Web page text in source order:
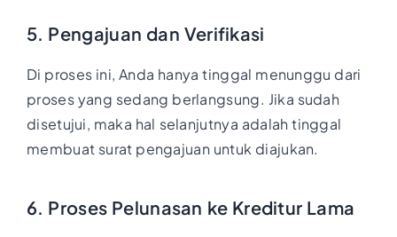
5. Pengajuan dan Verifikasi
Di proses ini, Anda hanya tinggal menunggu dari
proses yang sedang berlangsung. Jika sudah
disetujui, maka hal selanjutnya adalah tinggal
membuat surat pengajuan untuk diajukan.
6. Proses Pelunasan ke Kreditur Lama